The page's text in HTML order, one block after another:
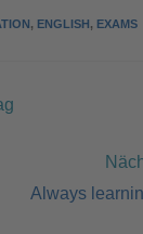
, ENGLISH, EXAMS
Always